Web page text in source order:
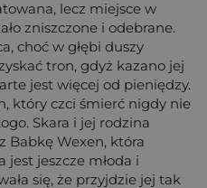
lecz miejsce w
zniszczone i odebrane.
choć w głębi duszy
tron, gdyż kazano jej
jest więcej od pieniędzy.
który czci śmierć nigdy nie
Skara i jej rodzina
Babkę Wexen, która
jest jeszcze młoda i
się, że przyjdzie jej tak